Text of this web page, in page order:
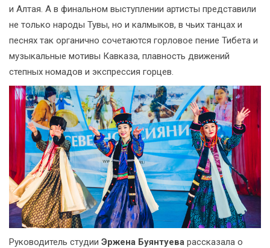
и Алтая. А в финальном выступлении артисты представили
не только народы Тувы, но и калмыков, в чьих танцах и
песнях так органично сочетаются горловое пение Тибета и
музыкальные мотивы Кавказа, плавность движений
степных номадов и экспрессия горцев.
Руководитель студии Эржена Буянтуева рассказала о